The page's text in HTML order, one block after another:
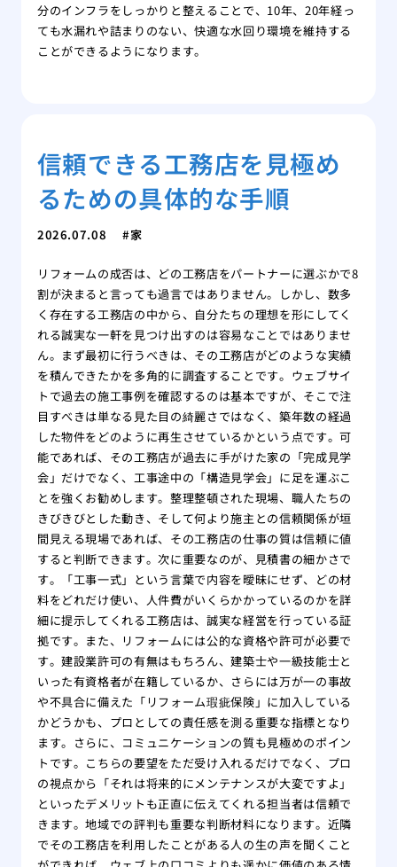
分のインフラをしっかりと整えることで、10年、20年経っ
ても水漏れや詰まりのない、快適な水回り環境を維持する
ことができるようになります。
信頼できる工務店を見極め
るための具体的な手順
2026.07.08 家
リフォームの成否は、どの工務店をパートナーに選ぶかで8
割が決まると言っても過言ではありません。しかし、数多
く存在する工務店の中から、自分たちの理想を形にしてく
れる誠実な一軒を見つけ出すのは容易なことではありませ
ん。まず最初に行うべきは、その工務店がどのような実績
を積んできたかを多角的に調査することです。ウェブサイ
トで過去の施工事例を確認するのは基本ですが、そこで注
目すべきは単なる見た目の綺麗さではなく、築年数の経過
した物件をどのように再生させているかという点です。可
能であれば、その工務店が過去に手がけた家の「完成見学
会」だけでなく、工事途中の「構造見学会」に足を運ぶこ
とを強くお勧めします。整理整頓された現場、職人たちの
きびきびとした動き、そして何より施主との信頼関係が垣
間見える現場であれば、その工務店の仕事の質は信頼に値
すると判断できます。次に重要なのが、見積書の細かさで
す。「工事一式」という言葉で内容を曖昧にせず、どの材
料をどれだけ使い、人件費がいくらかかっているのかを詳
細に提示してくれる工務店は、誠実な経営を行っている証
拠です。また、リフォームには公的な資格や許可が必要で
す。建設業許可の有無はもちろん、建築士や一級技能士と
いった有資格者が在籍しているか、さらには万が一の事故
や不具合に備えた「リフォーム瑕疵保険」に加入している
かどうかも、プロとしての責任感を測る重要な指標となり
ます。さらに、コミュニケーションの質も見極めのポイン
トです。こちらの要望をただ受け入れるだけでなく、プロ
の視点から「それは将来的にメンテナンスが大変ですよ」
といったデメリットも正直に伝えてくれる担当者は信頼で
きます。地域での評判も重要な判断材料になります。近隣
でその工務店を利用したことがある人の生の声を聞くこと